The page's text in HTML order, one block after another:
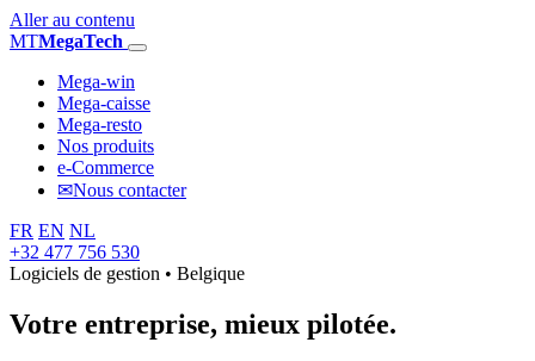
Aller au contenu
MTMegaTech
Mega-win
Mega-caisse
Mega-resto
Nos produits
e-Commerce
✉Nous contacter
FR EN NL
+32 477 756 530
Logiciels de gestion • Belgique
Votre entreprise, mieux pilotée.